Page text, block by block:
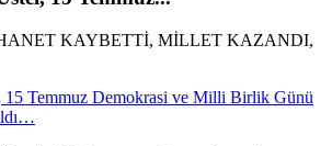
KAYBETTİ, MİLLET KAZANDI,
15 Temmuz Demokrasi ve Milli Birlik Günü